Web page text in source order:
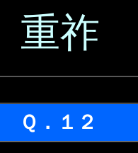
重祚
Ｑ．１２